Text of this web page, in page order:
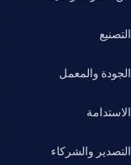
التصنيع
الجودة والمعمل
الاستدامة
التصدير والشركاء